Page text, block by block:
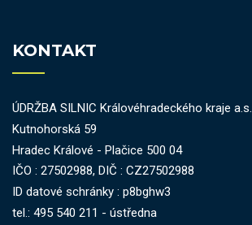
KONTAKT
ÚDRŽBA SILNIC Královéhradeckého kraje a.s.
Kutnohorská 59
Hradec Králové - Plačice 500 04
IČO : 27502988, DIČ : CZ27502988
ID datové schránky : p8bghw3
tel.: 495 540 211 - ústředna